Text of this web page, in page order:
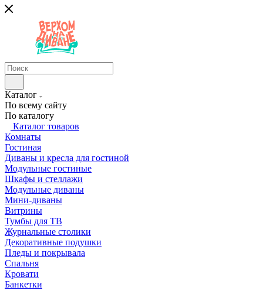
Каталог
По всему сайту
По каталогу
Каталог товаров
Комнаты
Гостиная
Диваны и кресла для гостиной
Модульные гостиные
Шкафы и стеллажи
Модульные диваны
Мини-диваны
Витрины
Тумбы для ТВ
Журнальные столики
Декоративные подушки
Пледы и покрывала
Спальня
Кровати
Банкетки